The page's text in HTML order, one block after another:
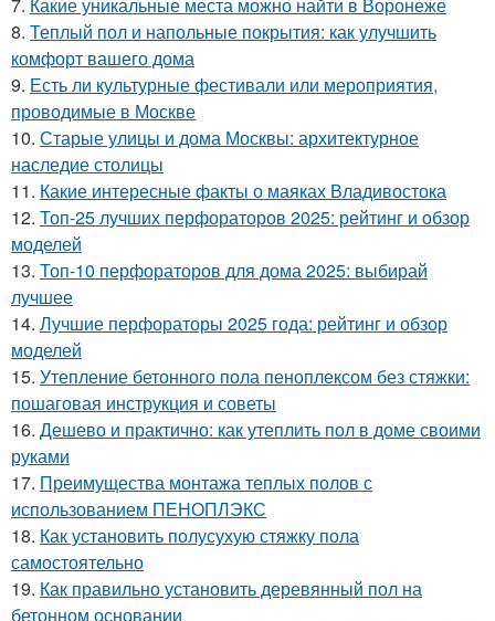
7. Какие уникальные места можно найти в Воронеже
8. Теплый пол и напольные покрытия: как улучшить
комфорт вашего дома
9. Есть ли культурные фестивали или мероприятия,
проводимые в Москве
10. Старые улицы и дома Москвы: архитектурное
наследие столицы
11. Какие интересные факты о маяках Владивостока
12. Топ-25 лучших перфораторов 2025: рейтинг и обзор
моделей
13. Топ-10 перфораторов для дома 2025: выбирай
лучшее
14. Лучшие перфораторы 2025 года: рейтинг и обзор
моделей
15. Утепление бетонного пола пеноплексом без стяжки:
пошаговая инструкция и советы
16. Дешево и практично: как утеплить пол в доме своими
руками
17. Преимущества монтажа теплых полов с
использованием ПЕНОПЛЭКС
18. Как установить полусухую стяжку пола
самостоятельно
19. Как правильно установить деревянный пол на
бетонном основании